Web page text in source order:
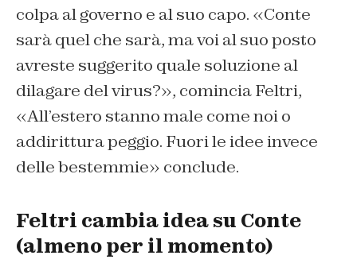
colpa al governo e al suo capo. «Conte
sarà quel che sarà, ma voi al suo posto
avreste suggerito quale soluzione al
dilagare del virus?», comincia Feltri,
«All’estero stanno male come noi o
addirittura peggio. Fuori le idee invece
delle bestemmie» conclude.
Feltri cambia idea su Conte
(almeno per il momento)